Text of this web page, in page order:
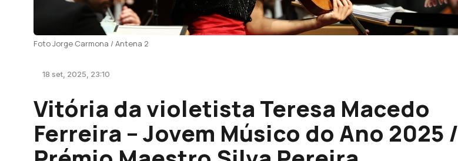
Foto Jorge Carmona / Antena 2
18 set, 2025, 23:10
Vitória da violetista Teresa Macedo
Ferreira – Jovem Músico do Ano 2025 /